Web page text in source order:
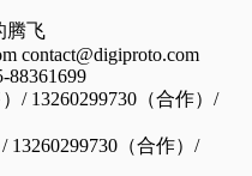
腾飞
contact@digiproto.com
88361699
13260299730（合作）/